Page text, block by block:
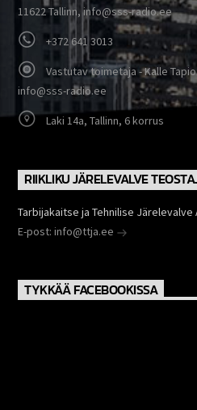
11622 Tallinn, info@sss-radio.ee
+372 641 3013
Vastutav toimetaja - Kalle
info@sss-radio.ee
Laki 14a, Tallinn, 6 korrus
RIIKLIKU JÄRELEVALVE
Tarbijakaitse ja Tehnilise Järelevalve
E-post: info@ttja.ee
TYKKÄÄ FACEBOOKISSA